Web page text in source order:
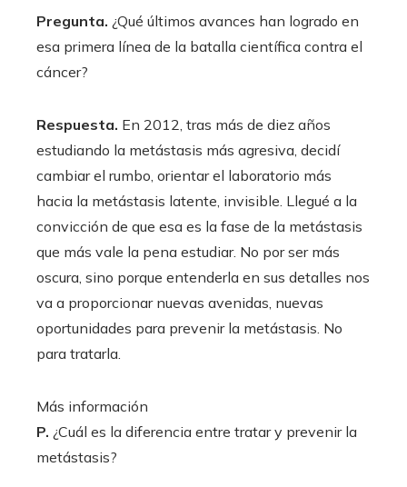
Pregunta. ¿Qué últimos avances han logrado en
esa primera línea de la batalla científica contra el
cáncer?
Respuesta. En 2012, tras más de diez años
estudiando la metástasis más agresiva, decidí
cambiar el rumbo, orientar el laboratorio más
hacia la metástasis latente, invisible. Llegué a la
convicción de que esa es la fase de la metástasis
que más vale la pena estudiar. No por ser más
oscura, sino porque entenderla en sus detalles nos
va a proporcionar nuevas avenidas, nuevas
oportunidades para prevenir la metástasis. No
para tratarla.
Más información
P. ¿Cuál es la diferencia entre tratar y prevenir la
metástasis?